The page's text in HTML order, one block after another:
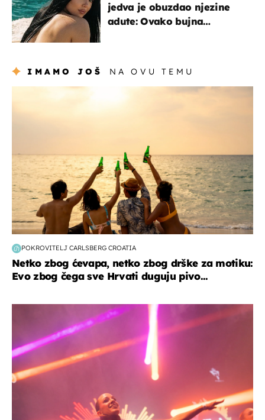
jedva je obuzdao njezine
adute: Ovako bujna
IMAMO JOŠ NA OVU TEMU
POKROVITELJ CARLSBERG CROATIA
Netko zbog ćevapa, netko zbog drške za motiku:
Evo zbog čega sve Hrvati duguju pivo...